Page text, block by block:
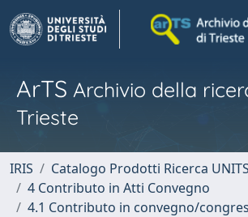
ArTS Archivio della
Trieste
IRIS
Catalogo Prodotti Ricerca UNITS
4 Contributo in Atti Convegno
4.1 Contributo in convegno/